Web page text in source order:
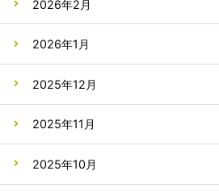
2026年2月
2026年1月
2025年12月
2025年11月
2025年10月